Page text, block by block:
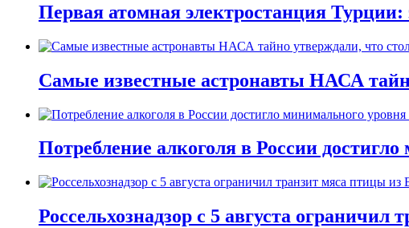
Первая атомная электростанция
Самые известные астронавты НАСА
Потребление алкоголя в России
Россельхознадзор с 5 августа